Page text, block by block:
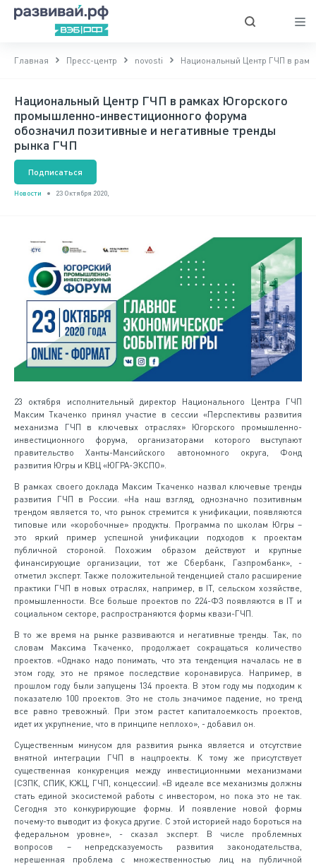
Главная Пресс-центр novosti Национальный Центр ГЧП в
Национальный Центр ГЧП в рамках Югорского
промышленно-инвестиционного форума
обозначил позитивные и негативные тренды
рынка ГЧП
Подписаться
Новости 23 Октября 2020,
23 октября исполнительный директор Национального Центра ГЧП
Максим Ткаченко принял участие в сессии «Перспективы развития
механизма ГЧП в ключевых отраслях» Югорского промышленно-
инвестиционного форума, организаторами которого выступают
правительство Ханты-Мансийского автономного округа, Фонд
развития Югры и КВЦ «ЮГРА-ЭКСПО».
В рамках своего доклада Максим Ткаченко назвал ключевые тренды
развития ГЧП в России. «На наш взгляд, однозначно позитивным
трендом является то, что рынок стремится к унификации, появляются
типовые или «коробочные» продукты. Программа по школам Югры –
это яркий пример успешной унификации подходов к проектам
публичной стороной. Похожим образом действуют и крупные
финансирующие организации, тот же Сбербанк, Газпромбанк», -
отметил эксперт. Также положительной тенденцией стало расширение
практики ГЧП в новых отраслях, например, в IT, сельском хозяйстве,
промышленности. Все больше проектов по 224-ФЗ появляются в IT и
социальном секторе, распространяются формы квази-ГЧП.
В то же время на рынке развиваются и негативные тренды. Так, по
словам Максима Ткаченко, продолжает сокращаться количество
проектов. «Однако надо понимать, что эта тенденция началась не в
этом году, это не прямое последствие коронавируса. Например, в
прошлом году были запущены 134 проекта. В этом году мы подходим к
показателю 100 проектов. Это не столь значимое падение, но тренд
все равно тревожный. При этом растет капиталоемкость проектов,
идет их укрупнение, что в принципе неплохо», - добавил он.
Существенным минусом для развития рынка является и отсутствие
внятной интеграции ГЧП в нацпроекты. К тому же присутствует
существенная конкуренция между инвестиционными механизмами
(СЗПК, СПИК, КЖЦ, ГЧП, концессии). «В идеале все механизмы должны
стать единой экосистемой работы с инвестором, но пока это не так.
Сегодня это конкурирующие формы. И появление новой формы
почему-то выводит из фокуса другие. С этой историей надо бороться на
федеральном уровне», - сказал эксперт. В числе проблемных
вопросов – непредсказуемость развития законодательства,
нерешенная проблема с множественностью лиц на публичной